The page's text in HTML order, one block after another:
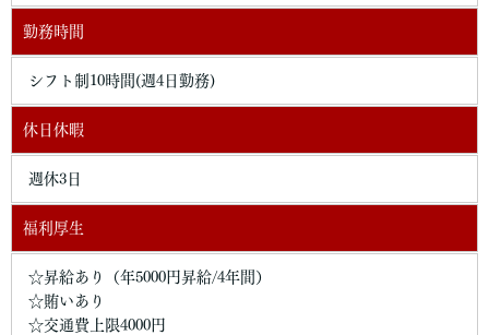
勤務時間
シフト制10時間(週4日勤務)
休日休暇
週休3日
福利厚生
☆昇給あり（年5000円昇給/4年間）
☆賄いあり
☆交通費上限4000円